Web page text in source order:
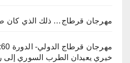
مهرجان قرطاج… ذلك الذي كان
خيري يعيدان الطرب السوري إلى